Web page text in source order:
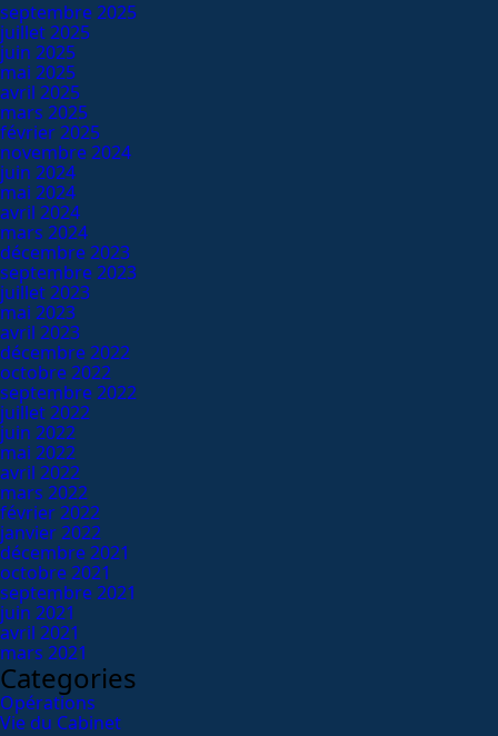
septembre 2025
juillet 2025
juin 2025
mai 2025
avril 2025
mars 2025
février 2025
novembre 2024
juin 2024
mai 2024
avril 2024
mars 2024
décembre 2023
septembre 2023
juillet 2023
mai 2023
avril 2023
décembre 2022
octobre 2022
septembre 2022
juillet 2022
juin 2022
mai 2022
avril 2022
mars 2022
février 2022
janvier 2022
décembre 2021
octobre 2021
septembre 2021
juin 2021
avril 2021
mars 2021
Categories
Opérations
Vie du Cabinet